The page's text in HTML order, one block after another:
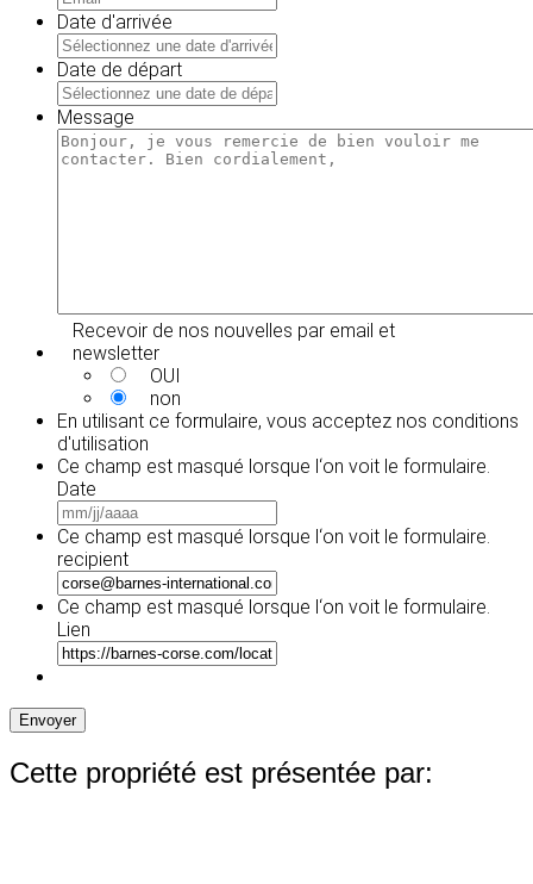
Date d'arrivée
JJ
slash
AAAA
Date de départ
JJ
slash
Message
Recevoir de nos nouvelles par email et
newsletter
OUI
non
En utilisant ce formulaire, vous acceptez nos conditions
d'utilisation
Ce champ est masqué lorsque l‘on voit le formulaire.
Date
slash
slash
AAAA
Ce champ est masqué lorsque l‘on voit le formulaire.
recipient
Ce champ est masqué lorsque l‘on voit le formulaire.
Lien
Envoyer
Cette propriété est présentée par: